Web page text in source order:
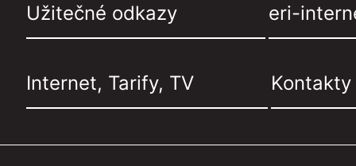
Užitečné odkazy eri-
Internet, Tarify, TV Kontakty